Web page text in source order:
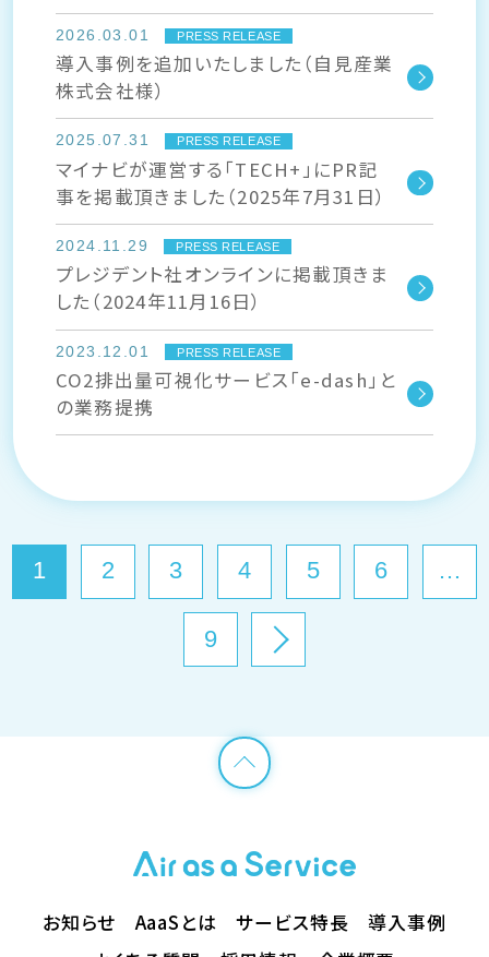
2026.03.01 PRESS RELEASE
導入事例を追加いたしました（自見産業
株式会社様）
2025.07.31 PRESS RELEASE
マイナビが運営する「TECH+」にPR記
事を掲載頂きました（2025年7月31日）
2024.11.29 PRESS RELEASE
プレジデント社オンラインに掲載頂きま
した（2024年11月16日）
2023.12.01 PRESS RELEASE
CO2排出量可視化サービス「e-dash」と
の業務提携
1 2 3 4 5 6 …
9
お知らせ AaaSとは サービス特長
導入事例